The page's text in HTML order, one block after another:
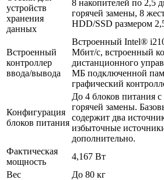
устройств
хранения
данных
8 накопителей по 2,5
горячей замены, 8
HDD/SSD размером
Встроенный
контроллер
ввода/вывода
Встроенный Intel®
Мбит/с, встроенный
дистанционного
МБ подключенной
графический
Конфигурация
блоков питания
До 4 блоков питания
горячей замены.
содержит два
избыточные
дополнительно.
Фактическая
мощность
4,167 Вт
Вес
До 80 кг